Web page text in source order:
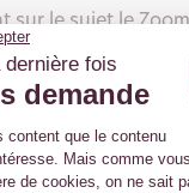
sur le sujet le
: « 13 éclairages
et agricole ».
un modèle